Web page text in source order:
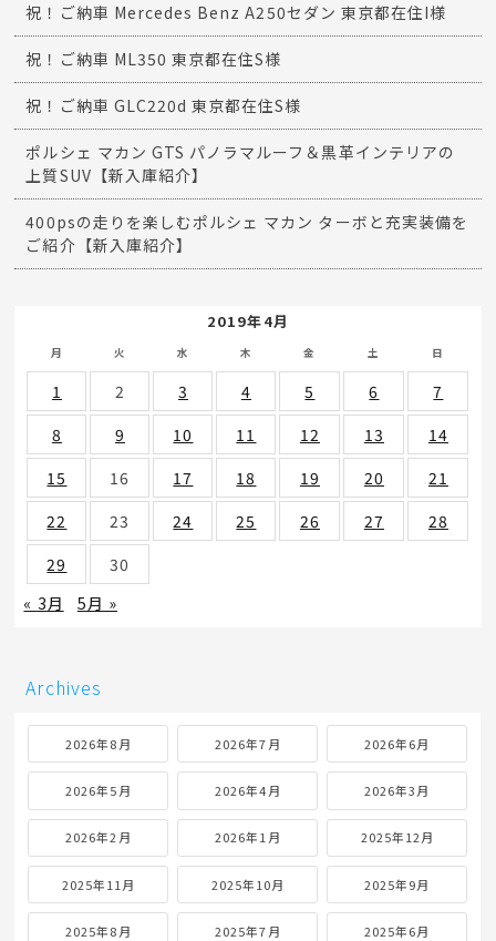
祝！ご納車 Mercedes Benz A250セダン 東京都在住I様
祝！ご納車 ML350 東京都在住S様
祝！ご納車 GLC220d 東京都在住S様
ポルシェ マカン GTS パノラマルーフ＆黒革インテリアの
上質SUV【新入庫紹介】
400psの走りを楽しむポルシェ マカン ターボと充実装備を
ご紹介【新入庫紹介】
2019年4月
月 火 水 木 金 土 日
1 2 3 4 5 6
7
8
9 10 11 12 13
14
15
16 17 18 19 20
21
22
23 24 25 26 27
28
29
30
« 3月
5月 »
Archives
2026年8月 2026年7月 2026年6月
2026年5月 2026年4月 2026年3月
2026年2月 2026年1月 2025年12月
2025年11月 2025年10月 2025年9月
2025年8月 2025年7月 2025年6月